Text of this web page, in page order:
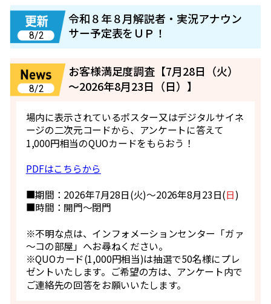
8/2
令和８年８月解説者・実況アナウン
サー予定表をＵＰ！
8/2
お客様満足度調査【7月28日（火）
～2026年8月23日（日）】
場内に表示されているポスター又はデジタルサイネ
ージの二次元コードから、アンケートに答えて
1,000円相当のQUOカードをもらおう！
PDFはこちらから
■期間：2026年7月28日(火)～2026年8月23日(日)
■時間：開門～閉門
※不明な点は、インフォメーションセンター「ガァ
～コの部屋」へお尋ねください。
※QUOカード(1,000円相当)は抽選で50名様にプレ
ゼントいたします。ご希望の方は、アンケート内で
ご連絡先の回答をお願いいたします。